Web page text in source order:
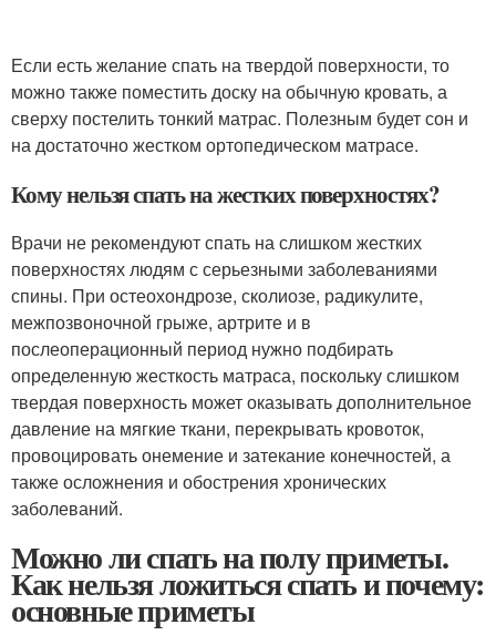
Если есть желание спать на твердой поверхности, то
можно также поместить доску на обычную кровать, а
сверху постелить тонкий матрас. Полезным будет сон и
на достаточно жестком ортопедическом матрасе.
Кому нельзя спать на жестких поверхностях?
Врачи не рекомендуют спать на слишком жестких
поверхностях людям с серьезными заболеваниями
спины. При остеохондрозе, сколиозе, радикулите,
межпозвоночной грыже, артрите и в
послеоперационный период нужно подбирать
определенную жесткость матраса, поскольку слишком
твердая поверхность может оказывать дополнительное
давление на мягкие ткани, перекрывать кровоток,
провоцировать онемение и затекание конечностей, а
также осложнения и обострения хронических
заболеваний.
Можно ли спать на полу приметы.
Как нельзя ложиться спать и почему:
основные приметы